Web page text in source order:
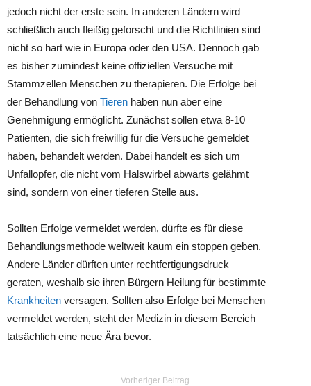
jedoch nicht der erste sein. In anderen Ländern wird
schließlich auch fleißig geforscht und die Richtlinien sind
nicht so hart wie in Europa oder den USA. Dennoch gab
es bisher zumindest keine offiziellen Versuche mit
Stammzellen Menschen zu therapieren. Die Erfolge bei
der Behandlung von Tieren haben nun aber eine
Genehmigung ermöglicht. Zunächst sollen etwa 8-10
Patienten, die sich freiwillig für die Versuche gemeldet
haben, behandelt werden. Dabei handelt es sich um
Unfallopfer, die nicht vom Halswirbel abwärts gelähmt
sind, sondern von einer tieferen Stelle aus.
Sollten Erfolge vermeldet werden, dürfte es für diese
Behandlungsmethode weltweit kaum ein stoppen geben.
Andere Länder dürften unter rechtfertigungsdruck
geraten, weshalb sie ihren Bürgern Heilung für bestimmte
Krankheiten versagen. Sollten also Erfolge bei Menschen
vermeldet werden, steht der Medizin in diesem Bereich
tatsächlich eine neue Ära bevor.
Vorheriger Beitrag